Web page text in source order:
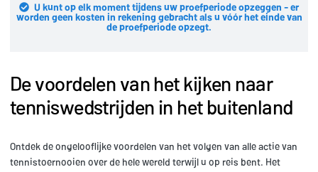
U kunt op elk moment tijdens uw proefperiode opzeggen - er
worden geen kosten in rekening gebracht als u vóór het einde van
de proefperiode opzegt.
De voordelen van het kijken naar
tenniswedstrijden in het buitenland
Ontdek de ongelooflijke voordelen van het volgen van alle actie van
tennistoernooien over de hele wereld terwijl u op reis bent. Het